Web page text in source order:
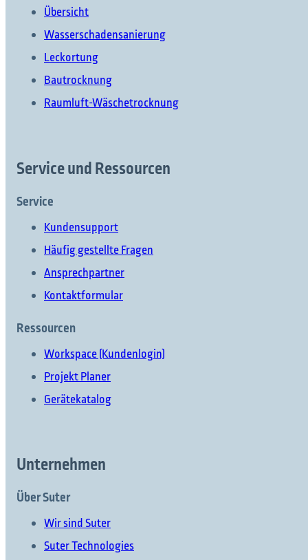
Übersicht
Wasserschadensanierung
Leckortung
Bautrocknung
Raumluft-Wäschetrocknung
Service und Ressourcen
Service
Kundensupport
Häufig gestellte Fragen
Ansprechpartner
Kontaktformular
Ressourcen
Workspace (Kundenlogin)
Projekt Planer
Gerätekatalog
Unternehmen
Über Suter
Wir sind Suter
Suter Technologies